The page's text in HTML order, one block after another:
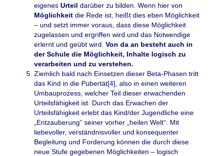
eigenes Urteil darüber zu bilden. Wenn hier von
Möglichkeit die Rede ist, heißt dies eben Möglichkeit
– und setzt immer voraus, dass diese Möglichkeit
zugelassen und ergriffen wird und das Notwendige
erlernt und geübt wird. Von da an besteht auch in
der Schule die Möglichkeit, Inhalte logisch zu
verarbeiten und zu verstehen.
Ziemlich bald nach Einsetzen dieser Beta-Phasen tritt
das Kind in die Pubertät[4] , also in einen weiteren
Umbauprozess, welcher Teil dieser erwachenden
Urteilsfähigkeit ist. Durch das Erwachen der
Urteilsfähigkeit erlebt das Kind/der Jugendliche eine
„Entzauberung“ seiner vorher „heilen Welt“. Mit
liebevoller, verständnisvoller und konsequenter
Begleitung und Forderung können die durch diese
neue Stufe gegebenen Möglichkeiten – logisch